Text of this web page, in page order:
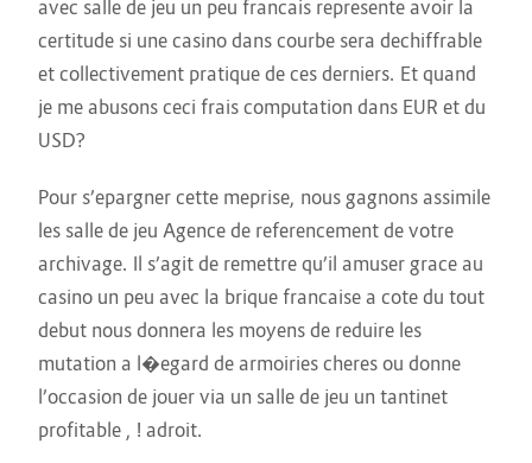
avec salle de jeu un peu francais represente avoir la
certitude si une casino dans courbe sera dechiffrable
et collectivement pratique de ces derniers. Et quand
je me abusons ceci frais computation dans EUR et du
USD?
Pour s’epargner cette meprise, nous gagnons assimile
les salle de jeu Agence de referencement de votre
archivage. Il s’agit de remettre qu’il amuser grace au
casino un peu avec la brique francaise a cote du tout
debut nous donnera les moyens de reduire les
mutation a l�egard de armoiries cheres ou donne
l’occasion de jouer via un salle de jeu un tantinet
profitable , ! adroit.